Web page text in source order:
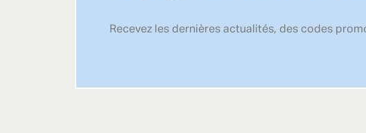
Recevez les dernières actualités, des codes